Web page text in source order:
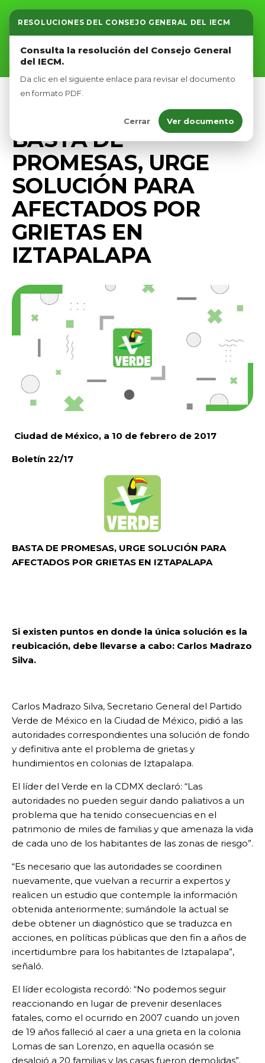
RESOLUCIONES DEL CONSEJO GENERAL DEL IECM
Consulta la resolución del Consejo General
del IECM.
Da clic en el siguiente enlace para revisar el documento
en formato PDF.
Cerrar Ver documento
Inicio
Nosotros
Afíliate
BASTA DE
PROMESAS, URGE
SOLUCIÓN PARA
AFECTADOS POR
GRIETAS EN
IZTAPALAPA
Ciudad de México, a 10 de febrero de 2017
Boletín 22/17
BASTA DE PROMESAS, URGE SOLUCIÓN PARA
AFECTADOS POR GRIETAS EN IZTAPALAPA
Si existen puntos en donde la única solución es la
reubicación, debe llevarse a cabo: Carlos Madrazo
Silva.
Carlos Madrazo Silva, Secretario General del Partido
Verde de México en la Ciudad de México, pidió a las
autoridades correspondientes una solución de fondo
y definitiva ante el problema de grietas y
hundimientos en colonias de Iztapalapa.
El líder del Verde en la CDMX declaró: “Las
autoridades no pueden seguir dando paliativos a un
problema que ha tenido consecuencias en el
patrimonio de miles de familias y que amenaza la vida
de cada uno de los habitantes de las zonas de riesgo”.
“Es necesario que las autoridades se coordinen
nuevamente, que vuelvan a recurrir a expertos y
realicen un estudio que contemple la información
obtenida anteriormente; sumándole la actual se
debe obtener un diagnóstico que se traduzca en
acciones, en políticas públicas que den fin a años de
incertidumbre para los habitantes de Iztapalapa”,
señaló.
El líder ecologista recordó: “No podemos seguir
reaccionando en lugar de prevenir desenlaces
fatales, como el ocurrido en 2007 cuando un joven
de 19 años falleció al caer a una grieta en la colonia
Lomas de san Lorenzo, en aquella ocasión se
desalojó a 20 familias y las casas fueron demolidas”.